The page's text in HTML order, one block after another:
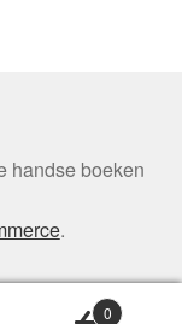
handse boeken
.
0